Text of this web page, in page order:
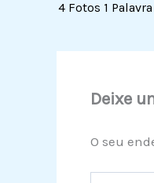
4 Fotos 1
Deixe
O seu